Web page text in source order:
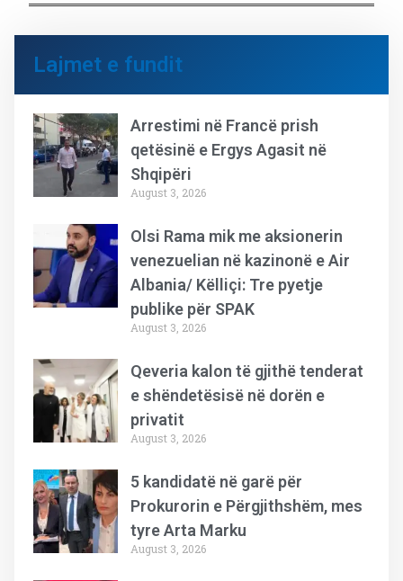
Lajmet e fundit
Arrestimi në Francë prish
qetësinë e Ergys Agasit në
Shqipëri
August 3, 2026
Olsi Rama mik me aksionerin
venezuelian në kazinonë e Air
Albania/ Këlliçi: Tre pyetje
publike për SPAK
August 3, 2026
Qeveria kalon të gjithë tenderat
e shëndetësisë në dorën e
privatit
August 3, 2026
5 kandidatë në garë për
Prokurorin e Përgjithshëm, mes
tyre Arta Marku
August 3, 2026